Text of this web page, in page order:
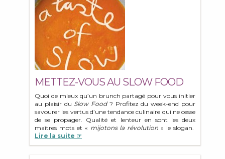
METTEZ-VOUS AU SLOW FOOD
Quoi de mieux qu’un brunch partagé pour vous initier
au plaisir du Slow Food ? Profitez du week-end pour
savourer les vertus d’une tendance culinaire qui ne cesse
de se propager. Qualité et lenteur en sont les deux
maîtres mots et « mijotons la révolution » le slogan.
Lire la suite ☞